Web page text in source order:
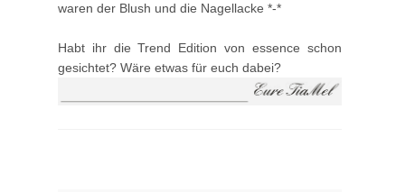
waren der Blush und die Nagellacke *-*
Habt ihr die Trend Edition von essence schon
gesichtet? Wäre etwas für euch dabei?